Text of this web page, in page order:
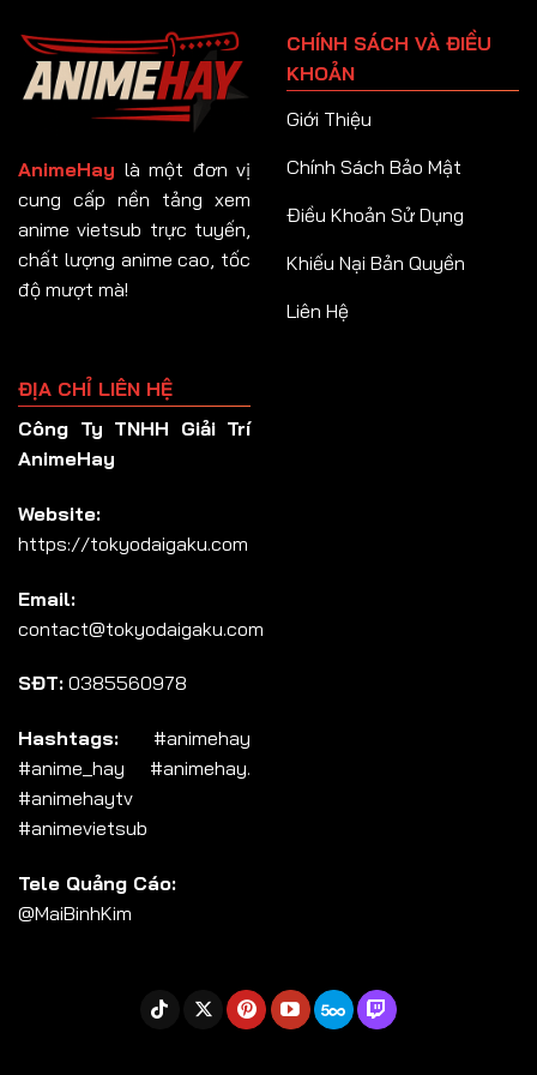
Tập 93
Tập 95
Tập 96
Tập 97
Tập 101
Tập 108
Tập 109
Tập 115
AnimeHay là một đơn vị
cung cấp nền tảng xem
anime vietsub trực tuyến,
chất lượng anime cao, tốc
độ mượt mà!
CHÍNH SÁCH VÀ ĐIỀU
KHOẢN
Giới Thiệu
Chính Sách Bảo Mật
Điều Khoản Sử Dụng
Khiếu Nại Bản Quyền
Liên Hệ
ĐỊA CHỈ LIÊN HỆ
Công Ty TNHH Giải Trí
AnimeHay
Website:
https://tokyodaigaku.com
Email:
contact@tokyodaigaku.com
SĐT: 0385560978
Hashtags: #animehay
#anime_hay #animehay.
#animehaytv
#animevietsub
Tele Quảng Cáo:
@MaiBinhKim